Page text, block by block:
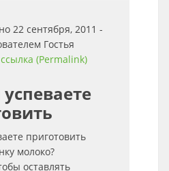
22 сентября, 2011 -
Гостья
(Permalink)
приготовить
молоко?
оставлять